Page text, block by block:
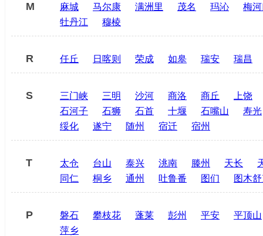
M 麻城 马尔康 满洲里 茂名 玛沁
梅
牡丹江
穆棱
R 任丘 日喀则 荣成 如皋 瑞安 瑞昌
S 三门峡 三明 沙河 商洛 商丘
上饶
石河子
石狮 石首 十堰 石嘴山
寿光
绥化
遂宁 随州 宿迁 宿州
T 太仓 台山 泰兴 洮南 滕州 天长
同仁
桐乡 通州 吐鲁番 图们 图木
P 磐石 攀枝花 蓬莱 彭州 平安
平顶山
萍乡